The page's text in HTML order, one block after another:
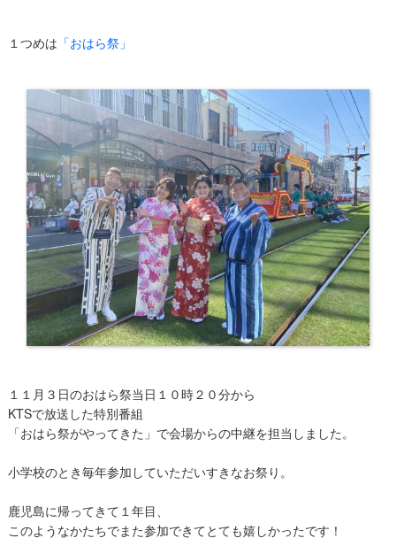
１つめは 「おはら祭」
１１月３日のおはら祭当日１０時２０分から
KTSで放送した特別番組
「おはら祭がやってきた」で会場からの中継を担当しました。
小学校のとき毎年参加していただいすきなお祭り。
鹿児島に帰ってきて１年目、
このようなかたちでまた参加できてとても嬉しかったです！